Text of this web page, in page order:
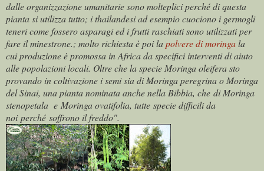
dalle organizzazione umanitarie sono molteplici perché di questa
pianta si utilizza tutto; i thailandesi ad esempio cuociono i germogli
teneri come fossero asparagi ed i frutti raschiati sono utilizzati per
fare il minestrone.; molto richiesta è poi lapolvere di moringala
cui produzione è promossa in Africa da specifici interventi di aiuto
alle popolazioni locali. Oltre che la specie Moringa oleifera sto
provando in coltivazione i semi sia di Moringa peregrina o Moringa
del Sinai, una pianta nominata anche nella Bibbia, che diMoringa
stenopetala e Moringa ovatifolia, tutte specie difficili da
noi perché soffrono il freddo".